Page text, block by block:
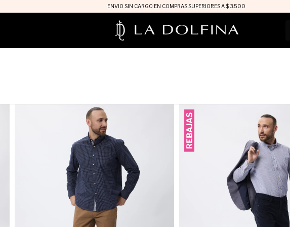
ENVIO SIN CARGO EN COMPRAS SUPERIORES A $ 3.500